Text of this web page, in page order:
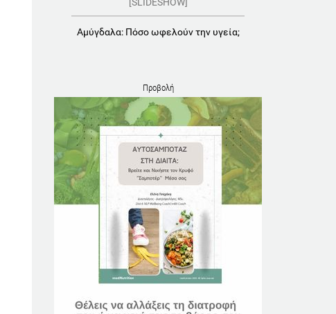
Αμύγδαλα: Πόσο ωφελούν την υγεία;
Προβολή